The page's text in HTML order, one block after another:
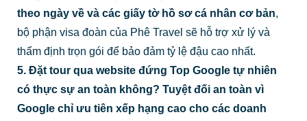
theo ngày về và các giấy tờ hồ sơ cá nhân cơ bản,
bộ phận visa đoàn của Phê Travel sẽ hỗ trợ xử lý và
thẩm định trọn gói để bảo đảm tỷ lệ đậu cao nhất.
5. Đặt tour qua website đứng Top Google tự nhiên
có thực sự an toàn không? Tuyệt đối an toàn vì
Google chỉ ưu tiên xếp hạng cao cho các doanh